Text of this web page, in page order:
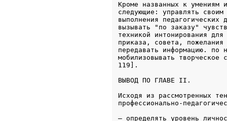
Кроме названных к умениям
следующие: управлять
выполнения педагогических
вызывать "по заказу"
техникой интонирования
приказа, совета,
передавать информацию. по
мобилизовывать
ВЫВОД ПО ГЛАВЕ II.
Исходя из рассмотренных
профессионально-
– определять уровень